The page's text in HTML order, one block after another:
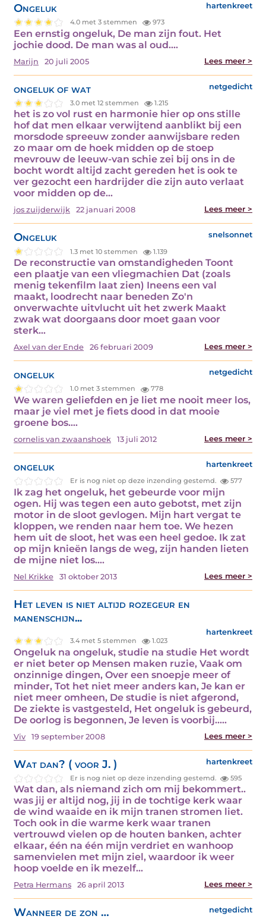
Ongeluk hartenkreet
4.0 met 3 stemmen 973
Een ernstig ongeluk, De man zijn fout. Het
jochie dood. De man was al oud.…
Marijn 20 juli 2005 Lees meer >
ongeluk of wat netgedicht
3.0 met 12 stemmen 1.215
het is zo vol rust en harmonie hier op ons stille
hof dat men elkaar verwijtend aanblikt bij een
morsdode spreeuw zonder aanwijsbare reden
zo maar om de hoek midden op de stoep
mevrouw de leeuw-van schie zei bij ons in de
bocht wordt altijd zacht gereden het is ook te
ver gezocht een hardrijder die zijn auto verlaat
voor midden op de…
jos zuijderwijk 22 januari 2008 Lees meer >
Ongeluk snelsonnet
1.3 met 10 stemmen 1.139
De reconstructie van omstandigheden Toont
een plaatje van een vliegmachien Dat (zoals
menig tekenfilm laat zien) Ineens een val
maakt, loodrecht naar beneden Zo'n
onverwachte uitvlucht uit het zwerk Maakt
zwak wat doorgaans door moet gaan voor
sterk…
Axel van der Ende 26 februari 2009 Lees meer >
ongeluk netgedicht
1.0 met 3 stemmen 778
We waren geliefden en je liet me nooit meer los,
maar je viel met je fiets dood in dat mooie
groene bos.…
cornelis van zwaanshoek 13 juli 2012 Lees meer >
ongeluk hartenkreet
Er is nog niet op deze inzending gestemd. 577
Ik zag het ongeluk, het gebeurde voor mijn
ogen. Hij was tegen een auto gebotst, met zijn
motor in de sloot gevlogen. Mijn hart vergat te
kloppen, we renden naar hem toe. We hezen
hem uit de sloot, het was een heel gedoe. Ik zat
op mijn knieën langs de weg, zijn handen lieten
de mijne niet los.…
Nel Krikke 31 oktober 2013 Lees meer >
Het leven is niet altijd rozegeur en
manenschijn...
hartenkreet
3.4 met 5 stemmen 1.023
Ongeluk na ongeluk, studie na studie Het wordt
er niet beter op Mensen maken ruzie, Vaak om
onzinnige dingen, Over een snoepje meer of
minder, Tot het niet meer anders kan, Je kan er
niet meer omheen, De studie is niet afgerond,
De ziekte is vastgesteld, Het ongeluk is gebeurd,
De oorlog is begonnen, Je leven is voorbij..…
Viv 19 september 2008 Lees meer >
Wat dan? ( voor J. ) hartenkreet
Er is nog niet op deze inzending gestemd. 595
Wat dan, als niemand zich om mij bekommert..
was jij er altijd nog, jij in de tochtige kerk waar
de wind waaide en ik mijn tranen stromen liet.
Toch ook in die warme kerk waar tranen
vertrouwd vielen op de houten banken, achter
elkaar, één na één mijn verdriet en wanhoop
samenvielen met mijn ziel, waardoor ik weer
hoop voelde en ik mezelf…
Petra Hermans 26 april 2013 Lees meer >
Wanneer de zon … netgedicht